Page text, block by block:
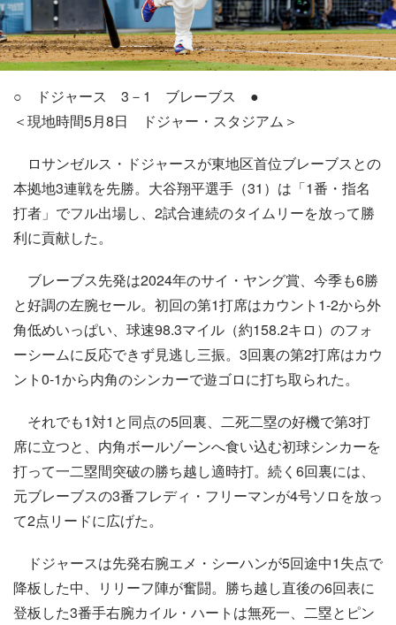
○ ドジャース 3－1 ブレーブス ●
＜現地時間5月8日 ドジャー・スタジアム＞
ロサンゼルス・ドジャースが東地区首位ブレーブスとの
本拠地3連戦を先勝。大谷翔平選手（31）は「1番・指名
打者」でフル出場し、2試合連続のタイムリーを放って勝
利に貢献した。
ブレーブス先発は2024年のサイ・ヤング賞、今季も6勝
と好調の左腕セール。初回の第1打席はカウント1-2から外
角低めいっぱい、球速98.3マイル（約158.2キロ）のフォ
ーシームに反応できず見逃し三振。3回裏の第2打席はカウ
ント0-1から内角のシンカーで遊ゴロに打ち取られた。
それでも1対1と同点の5回裏、二死二塁の好機で第3打
席に立つと、内角ボールゾーンへ食い込む初球シンカーを
打って一二塁間突破の勝ち越し適時打。続く6回裏には、
元ブレーブスの3番フレディ・フリーマンが4号ソロを放っ
て2点リードに広げた。
ドジャースは先発右腕エメ・シーハンが5回途中1失点で
降板した中、リリーフ陣が奮闘。勝ち越し直後の6回表に
登板した3番手右腕カイル・ハートは無死一、二塁とピン